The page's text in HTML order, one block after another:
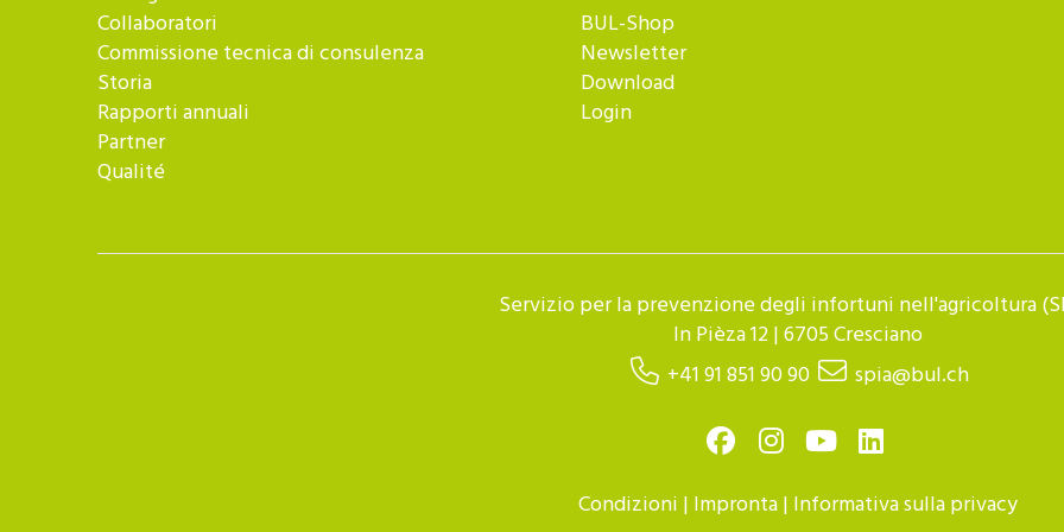
Collaboratori
Commissione tecnica di consulenza
Storia
Rapporti annuali
Partner
Qualité
BUL-Shop
Newsletter
Download
Login
Servizio per la prevenzione degli infortuni nell'agricoltura
In Pièza 12 | 6705 Cresciano
+41 91 851 90 90
spia@bul.ch
Condizioni | Impronta| Informativa sulla privacy